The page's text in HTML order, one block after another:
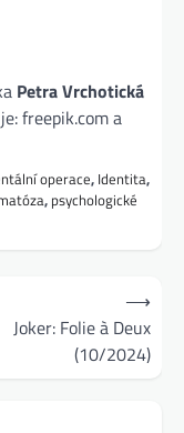
Petra Vrchotická
freepik.com a
operace, Identita,
, psychologické
Joker: Folie à Deux
(10/2024)
⟶